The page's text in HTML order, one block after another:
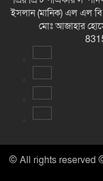
ইসলান (মানিক) এল এল
মোঃ আজাহার
© All rights reserved